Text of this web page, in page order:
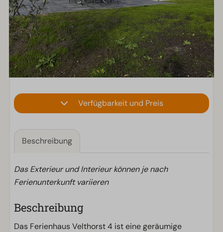
Verfügbarkeit und Preis
Beschreibung
Das Exterieur und Interieur können je nach
Ferienunterkunft variieren
Beschreibung
Das Ferienhaus Velthorst 4 ist eine geräumige